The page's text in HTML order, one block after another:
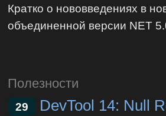
Кратко о нововведениях в
объединенной версии NET
Полезности
29
DevTool 14: Null